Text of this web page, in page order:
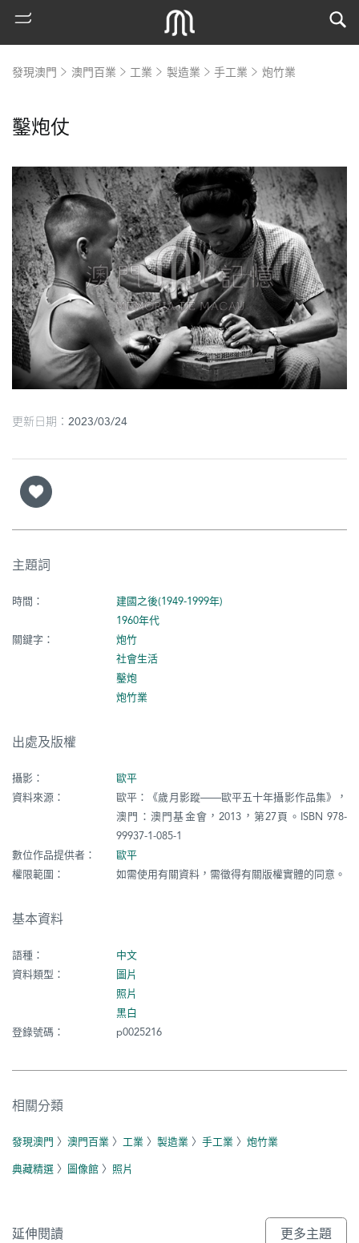
熱
門
搜
索
古
地
圖
媽
巴
堂
街
發現澳門 澳門百業 工業 製造業 手工業 炮竹業
鑿炮仗
更新日期：2023/03/24
主題詞
時間：
建國之後(1949-1999年)
1960年代
關鍵字：
炮竹
社會生活
鑿炮
炮竹業
出處及版權
攝影：
歐平
資料來源：
歐平：《歲月影蹤——歐平五十年攝影作品集》，
澳門：澳門基金會，2013，第27頁。ISBN 978-
99937-1-085-1
數位作品提供者：
歐平
權限範圍：
如需使用有關資料，需徵得有關版權實體的同意。
基本資料
語種：
中文
資料類型：
圖片
照片
黑白
登錄號碼：
p0025216
相關分類
發現澳門 〉 澳門百業 〉 工業 〉 製造業 〉 手工業 〉 炮竹業
典藏精選 〉 圖像館 〉 照片
延伸閱讀 更多主題